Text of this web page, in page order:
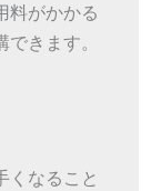
料がかかる
きます。
くなること